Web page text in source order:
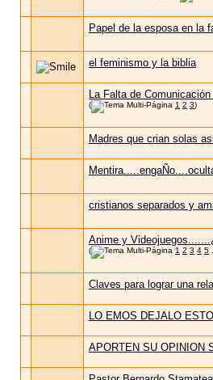
Papel de la esposa en la
el feminismo y la biblia
La Falta de
( 1 2 3)
Madres que crian solas
cristianos separados y
Anime y
( 1 2 3 4 5
Claves para lograr una
LO EMOS DEJALO
APORTEN SU OPINION